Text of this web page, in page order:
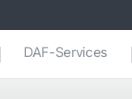
DAF-Services